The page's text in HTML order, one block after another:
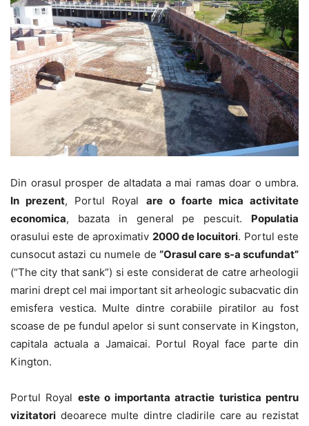
Din orasul prosper de altadata a mai ramas doar o umbra.
In prezent, Portul Royal are o foarte mica activitate
economica, bazata in general pe pescuit. Populatia
orasului este de aproximativ 2000 de locuitori. Portul este
cunsocut astazi cu numele de “Orasul care s-a scufundat”
(“The city that sank”) si este considerat de catre arheologii
marini drept cel mai important sit arheologic subacvatic din
emisfera vestica. Multe dintre corabiile piratilor au fost
scoase de pe fundul apelor si sunt conservate in Kingston,
capitala actuala a Jamaicai. Portul Royal face parte din
Kington.
Portul Royal este o importanta atractie turistica pentru
vizitatori deoarece multe dintre cladirile care au rezistat